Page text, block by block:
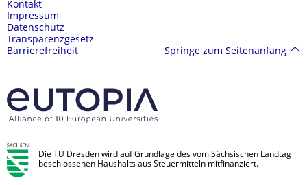
Kontakt
Impressum
Datenschutz
Transparenzgesetz
Barrierefreiheit
Springe zum Seitenanfang
Die TU Dresden wird auf Grundlage des vom Sächsischen Landtag
beschlossenen Haushalts aus Steuermitteln mitfinanziert.